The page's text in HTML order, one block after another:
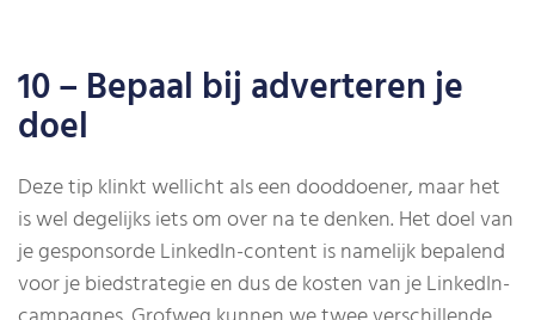
10 – Bepaal bij adverteren je
doel
Deze tip klinkt wellicht als een dooddoener, maar het
is wel degelijks iets om over na te denken. Het doel van
je gesponsorde LinkedIn-content is namelijk bepalend
voor je biedstrategie en dus de kosten van je LinkedIn-